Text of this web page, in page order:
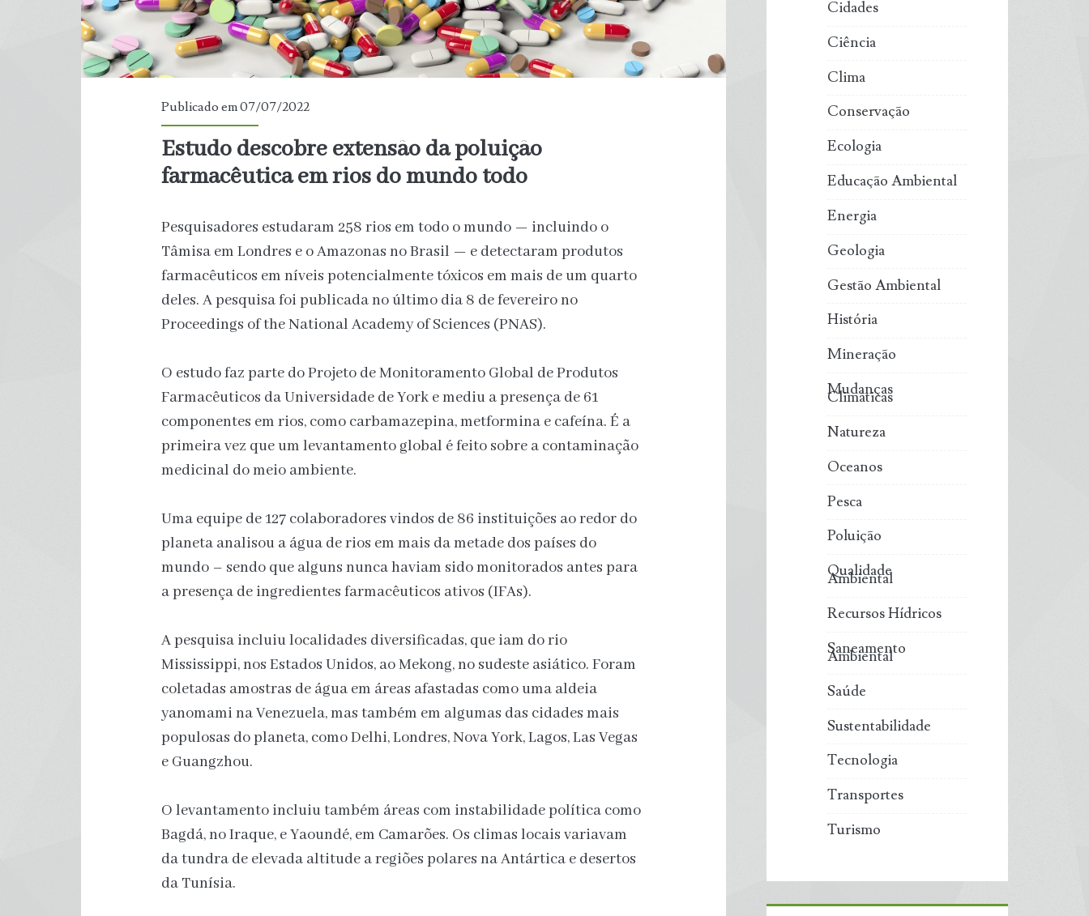
Publicado em 07/07/2022
Estudo descobre extensão da poluição
farmacêutica em rios do mundo todo
Pesquisadores estudaram 258 rios em todo o mundo — incluindo o
Tâmisa em Londres e o Amazonas no Brasil — e detectaram produtos
farmacêuticos em níveis potencialmente tóxicos em mais de um quarto
deles. A pesquisa foi publicada no último dia 8 de fevereiro no
Proceedings of the National Academy of Sciences (PNAS).
O estudo faz parte do Projeto de Monitoramento Global de Produtos
Farmacêuticos da Universidade de York e mediu a presença de 61
componentes em rios, como carbamazepina, metformina e cafeína. É a
primeira vez que um levantamento global é feito sobre a contaminação
medicinal do meio ambiente.
Uma equipe de 127 colaboradores vindos de 86 instituições ao redor do
planeta analisou a água de rios em mais da metade dos países do
mundo – sendo que alguns nunca haviam sido monitorados antes para
a presença de ingredientes farmacêuticos ativos (IFAs).
A pesquisa incluiu localidades diversificadas, que iam do rio
Mississippi, nos Estados Unidos, ao Mekong, no sudeste asiático. Foram
coletadas amostras de água em áreas afastadas como uma aldeia
yanomami na Venezuela, mas também em algumas das cidades mais
populosas do planeta, como Delhi, Londres, Nova York, Lagos, Las Vegas
e Guangzhou.
O levantamento incluiu também áreas com instabilidade política como
Bagdá, no Iraque, e Yaoundé, em Camarões. Os climas locais variavam
da tundra de elevada altitude a regiões polares na Antártica e desertos
da Tunísia.
Cidades
Ciência
Clima
Conservação
Ecologia
Educação Ambiental
Energia
Geologia
Gestão Ambiental
História
Mineração
Mudanças
Climáticas
Natureza
Oceanos
Pesca
Poluição
Qualidade
Ambiental
Recursos Hídricos
Saneamento
Ambiental
Saúde
Sustentabilidade
Tecnologia
Transportes
Turismo